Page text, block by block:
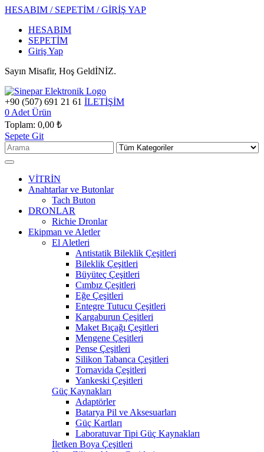
HESABIM / SEPETİM / GİRİŞ YAP
HESABIM
SEPETİM
Giriş Yap
Sayın Misafir, Hoş GeldİNİZ.
+90 (507) 691 21 61 İLETİŞİM
0 Adet Ürün
Toplam: 0,00 ₺
Sepete Git
VİTRİN
Anahtarlar ve Butonlar
Tach Buton
DRONLAR
Richie Dronlar
Ekipman ve Aletler
El Aletleri
Antistatik Bileklik Çeşitleri
Bileklik Çeşitleri
Büyüteç Çeşitleri
Cımbız Çeşitleri
Eğe Çeşitleri
Entegre Tutucu Çeşitleri
Kargaburun Çeşitleri
Maket Bıçağı Çeşitleri
Mengene Çeşitleri
Pense Çeşitleri
Silikon Tabanca Çeşitleri
Tornavida Çeşitleri
Yankeski Çeşitleri
Güç Kaynakları
Adaptörler
Batarya Pil ve Aksesuarları
Güç Kartları
Laboratuvar Tipi Güç Kaynakları
İletken Boya Çeşitleri